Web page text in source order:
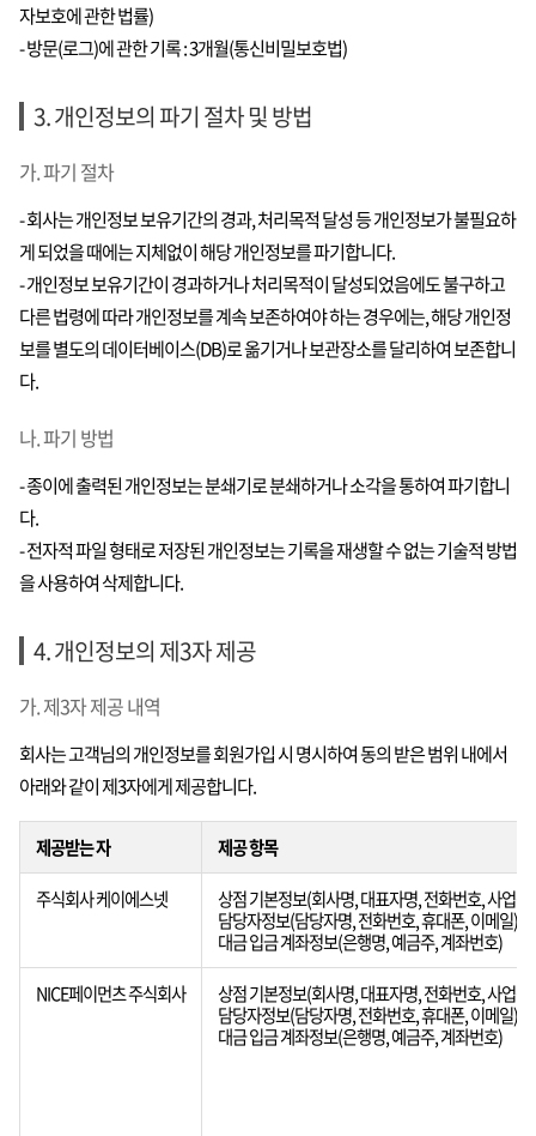
자보호에 관한 법률)
- 방문(로그)에 관한 기록 : 3개월(통신비밀보호법)
3. 개인정보의 파기 절차 및 방법
가. 파기 절차
- 회사는 개인정보 보유기간의 경과, 처리목적 달성 등 개인정보가 불필요하
게 되었을 때에는 지체없이 해당 개인정보를 파기합니다.
- 개인정보 보유기간이 경과하거나 처리목적이 달성되었음에도 불구하고
다른 법령에 따라 개인정보를 계속 보존하여야 하는 경우에는, 해당 개인정
보를 별도의 데이터베이스(DB)로 옮기거나 보관장소를 달리하여 보존합니
다.
나. 파기 방법
- 종이에 출력된 개인정보는 분쇄기로 분쇄하거나 소각을 통하여 파기합니
다.
- 전자적 파일 형태로 저장된 개인정보는 기록을 재생할 수 없는 기술적 방법
을 사용하여 삭제합니다.
4. 개인정보의 제3자 제공
가. 제3자 제공 내역
회사는 고객님의 개인정보를 회원가입 시 명시하여 동의 받은 범위 내에서
아래와 같이 제3자에게 제공합니다.
제공받는 자
제공 항목
주식회사 케이에스넷
상점 기본정보(회사명, 대표자명, 전화번호, 사업장
담당자정보(담당자명, 전화번호, 휴대폰, 이메일),
대금 입금 계좌정보(은행명, 예금주, 계좌번호)
NICE페이먼츠 주식회사
상점 기본정보(회사명, 대표자명, 전화번호, 사업장
담당자정보(담당자명, 전화번호, 휴대폰, 이메일),
대금 입금 계좌정보(은행명, 예금주, 계좌번호)